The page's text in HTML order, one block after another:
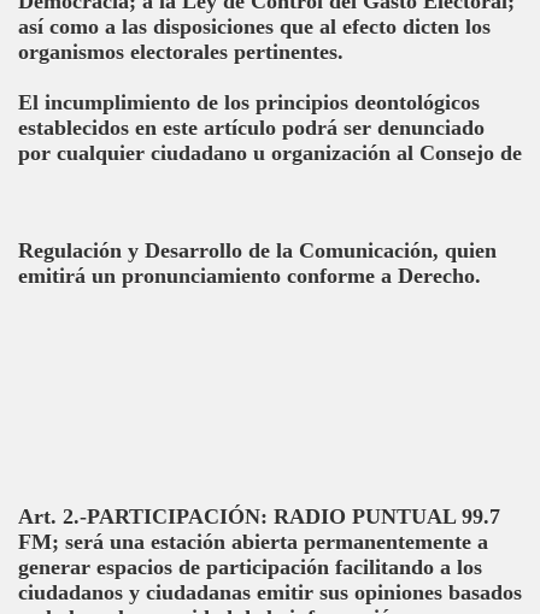
así como a las disposiciones que al efecto dicten los
organismos electorales pertinentes.
El incumplimiento de los principios deontológicos
establecidos en este artículo podrá ser denunciado
por cualquier ciudadano u organización al Consejo de
Regulación y Desarrollo de la Comunicación, quien
emitirá un pronunciamiento conforme a Derecho.
Art. 2.-PARTICIPACIÓN: RADIO PUNTUAL 99.7
FM; será una estación abierta permanentemente a
generar espacios de participación facilitando a los
ciudadanos y ciudadanas emitir sus opiniones basados